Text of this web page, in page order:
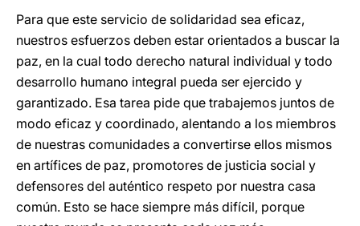
Para que este servicio de solidaridad sea eficaz,
nuestros esfuerzos deben estar orientados a buscar la
paz, en la cual todo derecho natural individual y todo
desarrollo humano integral pueda ser ejercido y
garantizado. Esa tarea pide que trabajemos juntos de
modo eficaz y coordinado, alentando a los miembros
de nuestras comunidades a convertirse ellos mismos
en artífices de paz, promotores de justicia social y
defensores del auténtico respeto por nuestra casa
común. Esto se hace siempre más difícil, porque